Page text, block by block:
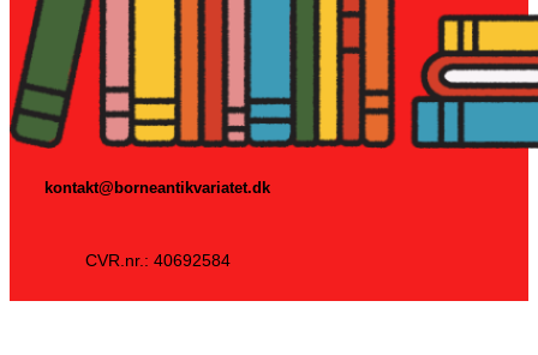
kontakt@borneantikvariatet.dk
CVR.nr.: 40692584